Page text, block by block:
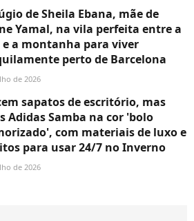
de Sheila Ebana, mãe de
Yamal, na vila perfeita entre a
e a montanha para viver
perto de Barcelona
de 2026
sapatos de escritório, mas
Adidas Samba na cor 'bolo
com materiais de luxo e
para usar 24/7 no Inverno
de 2026